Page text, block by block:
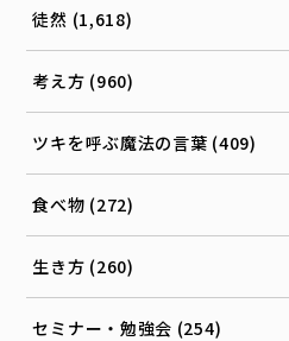
徒然 (1,618)
考え方 (960)
ツキを呼ぶ魔法の言葉 (409)
食べ物 (272)
生き方 (260)
セミナー・勉強会 (254)